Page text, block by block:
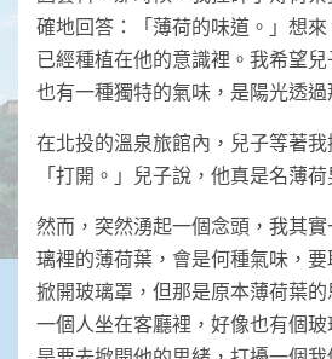
確地回答：「薄荷的味道。」想來
已經種植在他的意識裡。我希望兒
也有一種獨特的氣味，是陽光透過
在北投的溫泉旅館內，兒子等著我
「打開。」兒子說，他真是名薄荷
然而，突然湧起一個念頭，我其
璃裡的薄荷葉，會是何種氣味，
掀開玻璃罩，但那是原本薄荷葉
一個人坐在客廳裡，好像也有個